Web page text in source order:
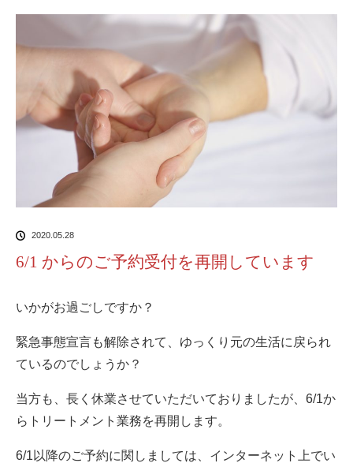
2020.05.28
6/1 からのご予約受付を再開しています
いかがお過ごしですか？
緊急事態宣言も解除されて、ゆっくり元の生活に戻られ
ているのでしょうか？
当方も、長く休業させていただいておりましたが、6/1か
らトリートメント業務を再開します。
6/1以降のご予約に関しましては、インターネット上でい